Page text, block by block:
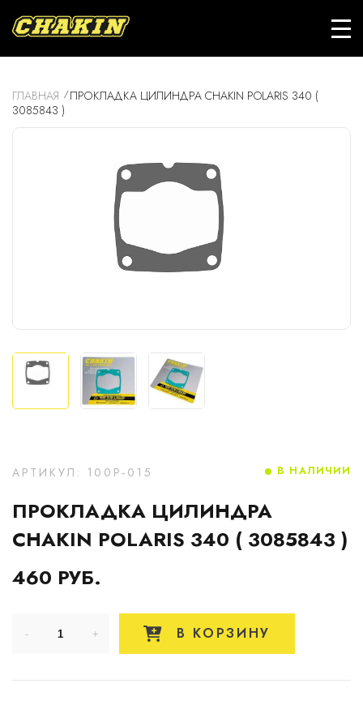
ГЛАВНАЯ
ПРОКЛАДКА ЦИЛИНДРА CHAKIN POLARIS 340 (
3085843 )
АРТИКУЛ: 100P-015
ПРОКЛАДКА ЦИЛИНДРА
CHAKIN POLARIS 340 ( 3085843 )
460 РУБ.
В НАЛИЧИИ
В КОРЗИНУ